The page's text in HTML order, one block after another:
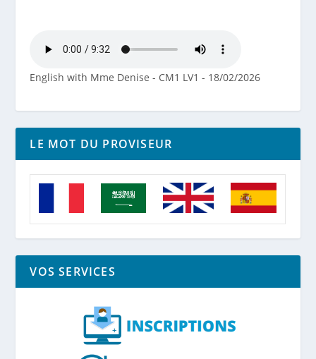
English with Mme Denise - CM1 LV1 - 18/02/2026
LE MOT DU PROVISEUR
VOS SERVICES